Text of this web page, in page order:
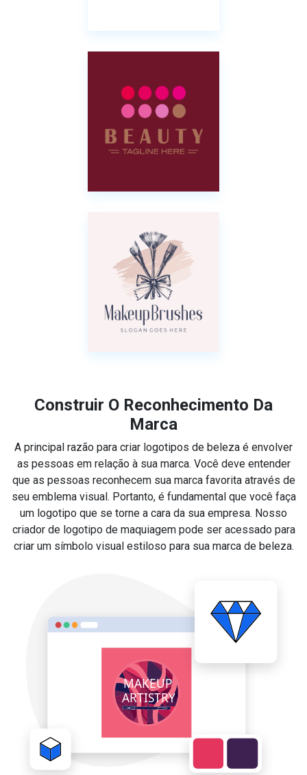
Construir O Reconhecimento Da
Marca
A principal razão para criar logotipos de beleza é envolver
as pessoas em relação à sua marca. Você deve entender
que as pessoas reconhecem sua marca favorita através de
seu emblema visual. Portanto, é fundamental que você faça
um logotipo que se torne a cara da sua empresa. Nosso
criador de logotipo de maquiagem pode ser acessado para
criar um símbolo visual estiloso para sua marca de beleza.